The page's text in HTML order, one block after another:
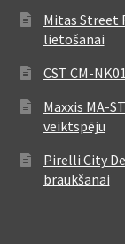
Mitas Street
lietošanai
CST CM-
Maxxis MA-
veiktspēju
Pirelli City
braukšanai